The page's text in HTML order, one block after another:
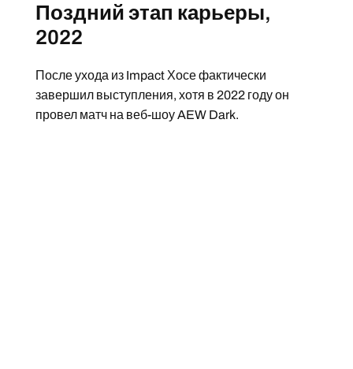
Поздний этап карьеры,
2022
После ухода из Impact Хосе фактически
завершил выступления, хотя в 2022 году он
провел матч на веб-шоу AEW Dark.